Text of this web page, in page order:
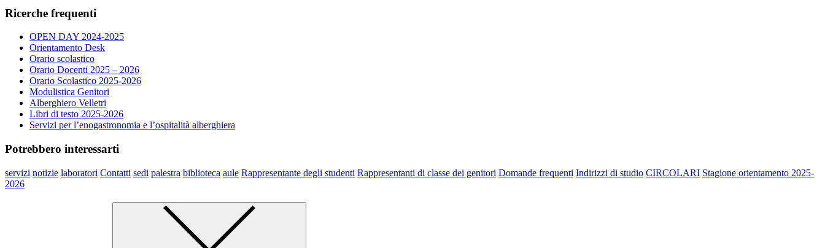
Ricerche frequenti
OPEN DAY 2024-2025
Orientamento Desk
Orario scolastico
Orario Docenti 2025 – 2026
Orario Scolastico 2025-2026
Modulistica Genitori
Alberghiero Velletri
Libri di testo 2025-2026
Servizi per l’enogastronomia e l’ospitalità alberghiera
Potrebbero interessarti
servizi notizie laboratori Contatti sedi palestra biblioteca aule Rappresentante degli studenti Rappresentanti di classe dei genitori Domande frequenti Indirizzi di studio CIRCOLARI Stagione orientamento 2025-
2026